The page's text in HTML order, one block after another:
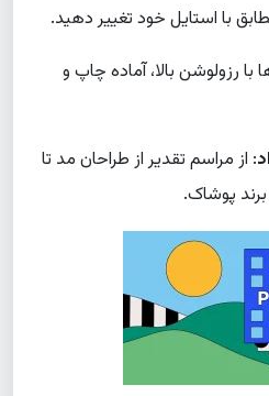
با استایل خود تغییر دهید.
رزولوشن بالا، آماده چاپ و
: از مراسم تقدیر از طراحان مد تا
پوشاک.